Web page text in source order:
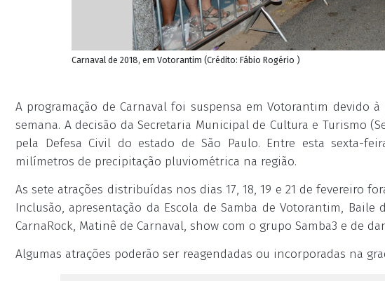
Carnaval de 2018, em Votorantim (Crédito: Fábio Rogério )
A programação de Carnaval foi suspensa em Votorantim devido
semana. A decisão da Secretaria Municipal de Cultura e Turismo
pela Defesa Civil do estado de São Paulo. Entre esta sexta-
milímetros de precipitação pluviométrica na região.
As sete atrações distribuídas nos dias 17, 18, 19 e 21 de fevereiro
Inclusão, apresentação da Escola de Samba de Votorantim,
CarnaRock, Matinê de Carnaval, show com o grupo Samba3 e de
Algumas atrações poderão ser reagendadas ou incorporadas na